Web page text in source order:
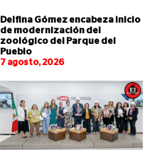
Delfina Gómez encabeza inicio
de modernización del
zoológico del Parque del
Pueblo
7 agosto, 2026